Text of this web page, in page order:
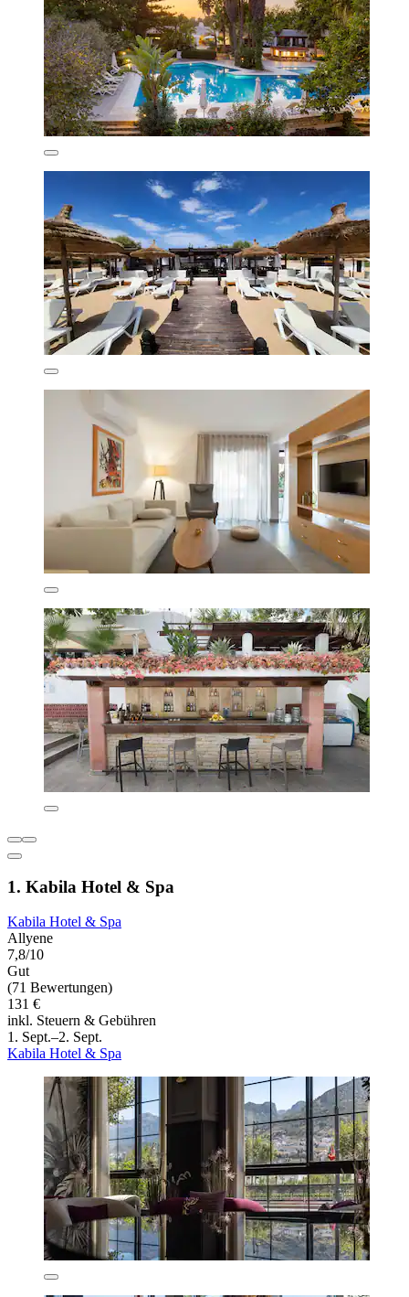
1. Kabila Hotel & Spa
Kabila Hotel & Spa
Allyene
7,8/10
Gut
(71 Bewertungen)
131 €
inkl. Steuern & Gebühren
1. Sept.–2. Sept.
Kabila Hotel & Spa